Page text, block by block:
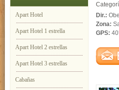
Apart Hotel
Apart Hotel 1 estrella
Apart Hotel 2 estrellas
Apart Hotel 3 estrellas
Cabañas
Dir.:
Zona:
GPS: